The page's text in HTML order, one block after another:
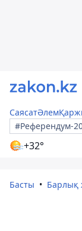
СаясатӘлем
#Референдум-
+32°
Басты Барлық